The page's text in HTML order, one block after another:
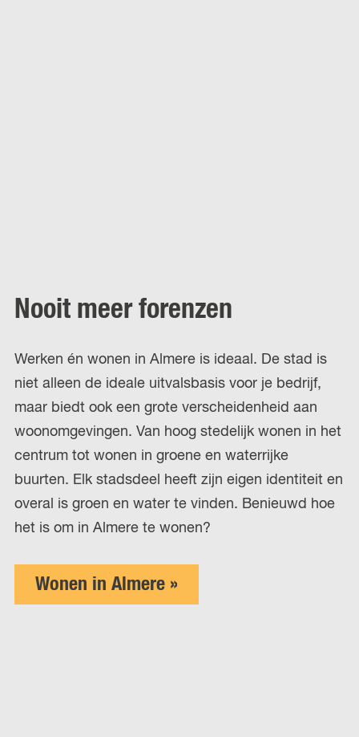
Nooit meer forenzen
Werken én wonen in Almere is ideaal. De stad is
niet alleen de ideale uitvalsbasis voor je bedrijf,
maar biedt ook een grote verscheidenheid aan
woonomgevingen. Van hoog stedelijk wonen in het
centrum tot wonen in groene en waterrijke
buurten. Elk stadsdeel heeft zijn eigen identiteit en
overal is groen en water te vinden. Benieuwd hoe
het is om in Almere te wonen?
Wonen in Almere »